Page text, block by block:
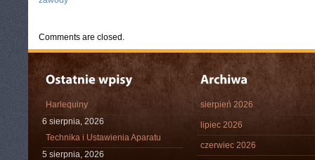
Comments are closed.
Harlequiny
6 sierpnia, 2026
Technika i Ustawienia Aparatu
5 sierpnia, 2026
sierpień 2026
lipiec 2026
czerwiec 2026